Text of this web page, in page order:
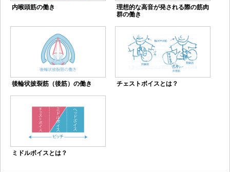
内喉頭筋の働き
理想的な高音が発される際の筋肉
群の働き
後輪状披裂筋（後筋）の働き チェストボイスとは？
ミドルボイスとは？